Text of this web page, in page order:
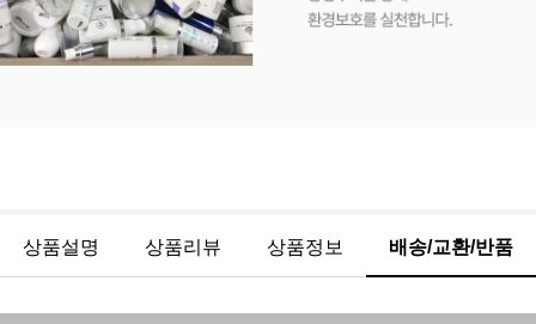
상품설명 상품리뷰 상품정보 배송/교환/반품